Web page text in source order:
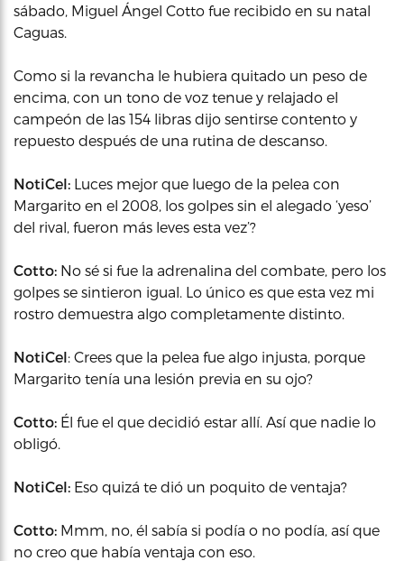
sábado, Miguel Ángel Cotto fue recibido en su natal
Caguas.
Como si la revancha le hubiera quitado un peso de
encima, con un tono de voz tenue y relajado el
campeón de las 154 libras dijo sentirse contento y
repuesto después de una rutina de descanso.
NotiCel: Luces mejor que luego de la pelea con
Margarito en el 2008, los golpes sin el alegado ‘yeso’
del rival, fueron más leves esta vez’?
Cotto: No sé si fue la adrenalina del combate, pero los
golpes se sintieron igual. Lo único es que esta vez mi
rostro demuestra algo completamente distinto.
NotiCel: Crees que la pelea fue algo injusta, porque
Margarito tenía una lesión previa en su ojo?
Cotto: Él fue el que decidió estar allí. Así que nadie lo
obligó.
NotiCel: Eso quizá te dió un poquito de ventaja?
Cotto: Mmm, no, él sabía si podía o no podía, así que
no creo que había ventaja con eso.